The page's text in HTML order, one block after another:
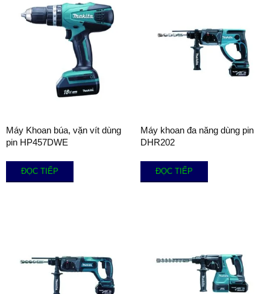
Máy Khoan búa, vặn vít dùng
pin HP457DWE
ĐỌC TIẾP
Máy khoan đa năng dùng pin
DHR202
ĐỌC TIẾP